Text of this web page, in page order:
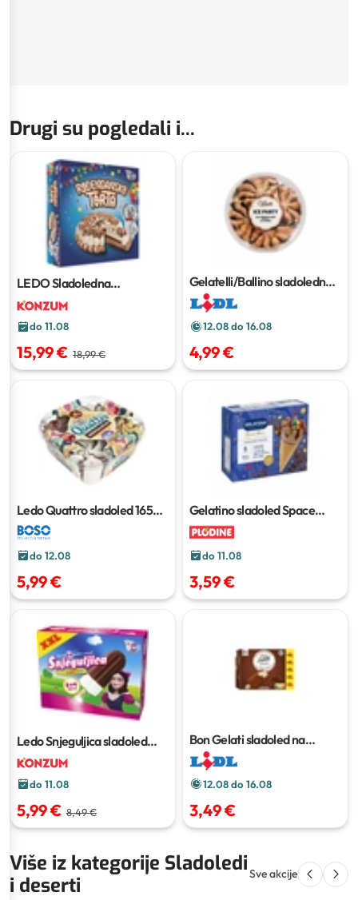
Drugi su pogledali i...
LEDO Sladoledna
rođendanska torta
do 11.08
15,99 € 18,99 €
Gelatelli/Ballino sladoledna
torta2 l
12.08 do 16.08
4,99 €
Ledo Quattro sladoled1650
ml
do 12.08
5,99 €
Gelatino sladoled Space
Bons6 x 120 ml
do 11.08
3,59 €
Ledo Snjeguljica sladoled
12x65ml (780ml)
do 11.08
5,99 € 8,49 €
Bon Gelati sladoled na
štapiću XXL
12.08 do 16.08
3,49 €
Više iz kategorije Sladoledi
i deserti
Sve akcije